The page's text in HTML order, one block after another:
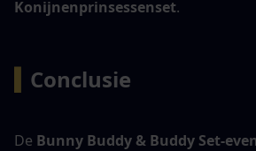
Konijnenprinsessenset.
Conclusie
De Bunny Buddy & Buddy Set-